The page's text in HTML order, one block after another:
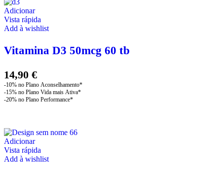
Adicionar
Vista rápida
Add à wishlist
Vitamina D3 50mcg 60 tb
14,90 €
Adicionar
Vista rápida
Add à wishlist